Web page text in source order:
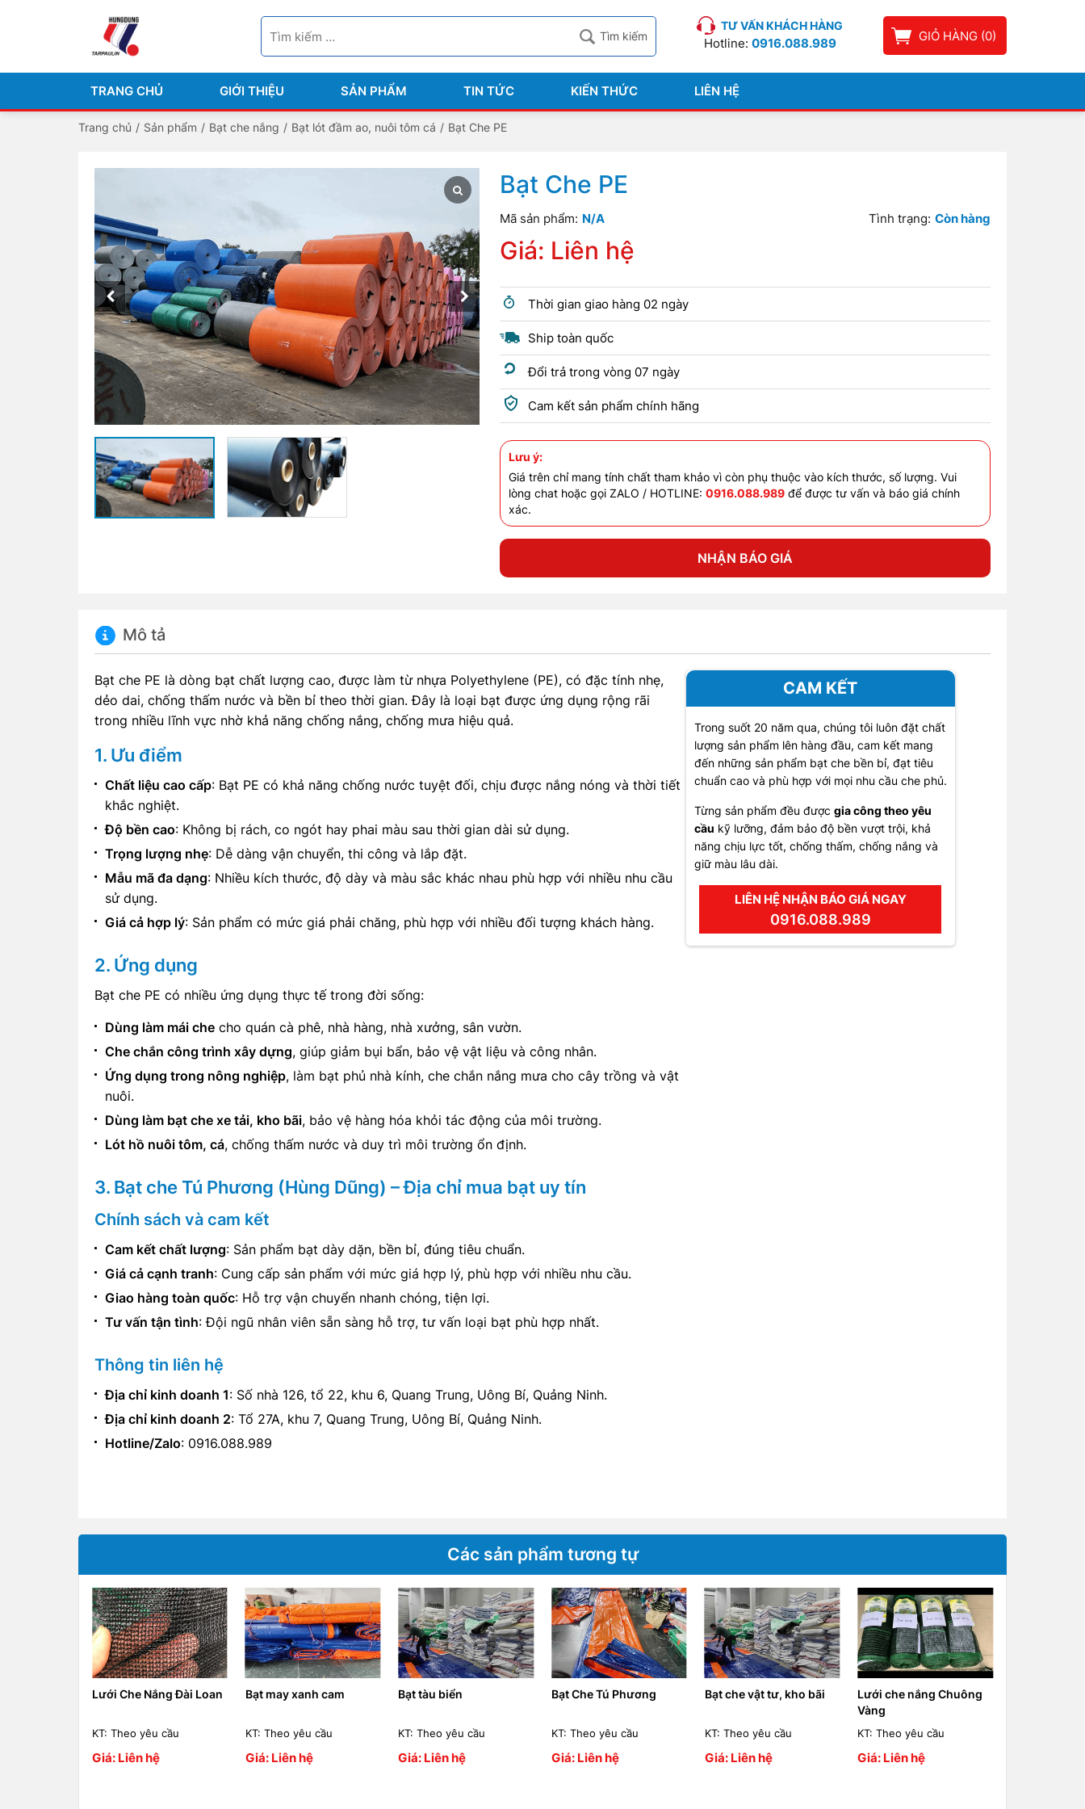
GIỎ HÀNG (0)
TƯ VẤN KHÁCH HÀNG
Hotline: 0916.088.989
TRANG CHỦ GIỚI THIỆU SẢN PHẨM TIN TỨC KIẾN THỨC LIÊN HỆ
Trang chủ / Sản phẩm / Bạt che nắng / Bạt lót đầm ao, nuôi tôm cá / Bạt Che PE
Bạt Che PE
Mã sản phẩm: N/A Tình trạng: Còn hàng
Giá: Liên hệ
Thời gian giao hàng 02 ngày
Ship toàn quốc
Đổi trả trong vòng 07 ngày
Cam kết sản phẩm chính hãng
Lưu ý:
Giá trên chỉ mang tính chất tham khảo vì còn phụ thuộc vào kích thước, số lượng. Vui
lòng chat hoặc gọi ZALO / HOTLINE:0916.088.989 để được tư vấn và báo giá chính
xác.
NHẬN BÁO GIÁ
Mô tả
Bạt che PE là dòng bạt chất lượng cao, được làm từ nhựa Polyethylene (PE), có đặc tính nhẹ,
dẻo dai, chống thấm nước và bền bỉ theo thời gian. Đây là loại bạt được ứng dụng rộng rãi
trong nhiều lĩnh vực nhờ khả năng chống nắng, chống mưa hiệu quả.
1. Ưu điểm
Chất liệu cao cấp: Bạt PE có khả năng chống nước tuyệt đối, chịu được nắng nóng và thời tiết
khắc nghiệt.
Độ bền cao: Không bị rách, co ngót hay phai màu sau thời gian dài sử dụng.
Trọng lượng nhẹ: Dễ dàng vận chuyển, thi công và lắp đặt.
Mẫu mã đa dạng: Nhiều kích thước, độ dày và màu sắc khác nhau phù hợp với nhiều nhu cầu
sử dụng.
Giá cả hợp lý: Sản phẩm có mức giá phải chăng, phù hợp với nhiều đối tượng khách hàng.
2. Ứng dụng
Bạt che PE có nhiều ứng dụng thực tế trong đời sống:
Dùng làm mái che cho quán cà phê, nhà hàng, nhà xưởng, sân vườn.
Che chắn công trình xây dựng, giúp giảm bụi bẩn, bảo vệ vật liệu và công nhân.
Ứng dụng trong nông nghiệp, làm bạt phủ nhà kính, che chắn nắng mưa cho cây trồng và vật
nuôi.
Dùng làm bạt che xe tải, kho bãi, bảo vệ hàng hóa khỏi tác động của môi trường.
Lót hồ nuôi tôm, cá, chống thấm nước và duy trì môi trường ổn định.
3. Bạt che Tú Phương (Hùng Dũng) – Địa chỉ mua bạt uy tín
Chính sách và cam kết
Cam kết chất lượng: Sản phẩm bạt dày dặn, bền bỉ, đúng tiêu chuẩn.
Giá cả cạnh tranh: Cung cấp sản phẩm với mức giá hợp lý, phù hợp với nhiều nhu cầu.
Giao hàng toàn quốc: Hỗ trợ vận chuyển nhanh chóng, tiện lợi.
Tư vấn tận tình: Đội ngũ nhân viên sẵn sàng hỗ trợ, tư vấn loại bạt phù hợp nhất.
Thông tin liên hệ
Địa chỉ kinh doanh 1: Số nhà 126, tổ 22, khu 6, Quang Trung, Uông Bí, Quảng Ninh.
Địa chỉ kinh doanh 2: Tổ 27A, khu 7, Quang Trung, Uông Bí, Quảng Ninh.
Hotline/Zalo: 0916.088.989
CAM KẾT
Trong suốt 20 năm qua, chúng tôi luôn đặt chất
lượng sản phẩm lên hàng đầu, cam kết mang
đến những sản phẩm bạt che bền bỉ, đạt tiêu
chuẩn cao và phù hợp với mọi nhu cầu che phủ.
Từng sản phẩm đều được gia công theo yêu
cầu kỹ lưỡng, đảm bảo độ bền vượt trội, khả
năng chịu lực tốt, chống thấm, chống nắng và
giữ màu lâu dài.
LIÊN HỆ NHẬN BÁO GIÁ NGAY
0916.088.989
Các sản phẩm tương tự
Lưới Che Nắng Đài Loan
KT: Theo yêu cầu
Giá: Liên hệ
Bạt may xanh cam
KT: Theo yêu cầu
Giá: Liên hệ
Bạt tàu biển
KT: Theo yêu cầu
Giá: Liên hệ
Bạt Che Tú Phương
KT: Theo yêu cầu
Giá: Liên hệ
Bạt che vật tư, kho bãi
KT: Theo yêu cầu
Giá: Liên hệ
Lưới che nắng Chuông
Vàng
KT: Theo yêu cầu
Giá: Liên hệ